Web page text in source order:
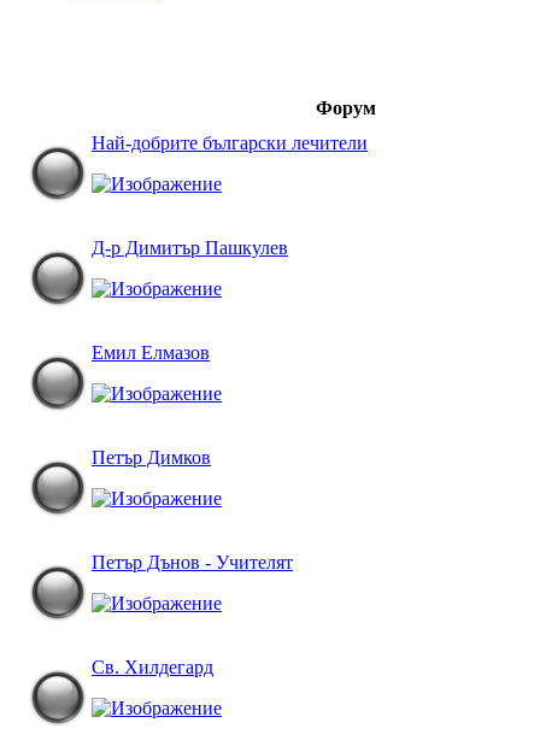
Форум
Най-добрите български лечители
Д-р Димитър Пашкулев
Емил Елмазов
Петър Димков
Петър Дънов - Учителят
Св. Хилдегард